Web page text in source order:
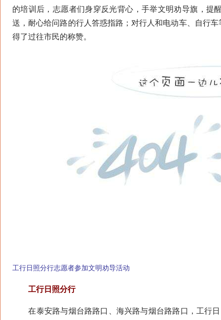
的培训后，志愿者们身穿反光背心，手举文明劝导旗，提
送，耐心给问路的行人答惑指路；对行人和电动车、自行
得了过往市民的称赞。
工行日照分行志愿者参加文明劝导活动
工行日照分行
在泰安路与烟台路路口、海兴路与烟台路路口，工行日